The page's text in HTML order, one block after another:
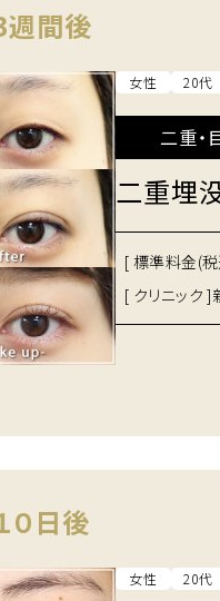
週間後
女性 20代
二重・
二重埋
[ 標準料金(
[ クリニック ]
０日後
女性 20代